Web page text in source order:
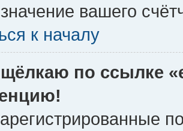
вашего
к началу
щёлкаю по ссылке